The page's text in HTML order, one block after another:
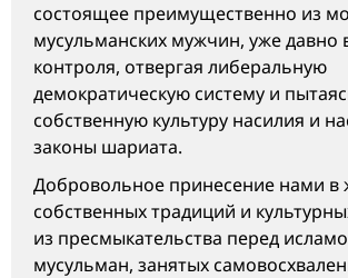
состоящее преимущественно из
мусульманских мужчин, уже
контроля, отвергая либеральную
демократическую систему и
собственную культуру насилия и
законы шариата.
Добровольное принесение нами в
собственных традиций и
из пресмыкательства перед
мусульман, занятых